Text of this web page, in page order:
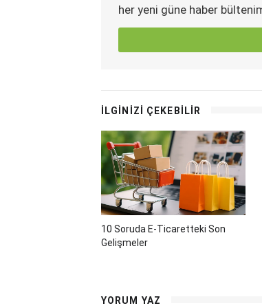
her yeni güne haber
İLGİNİZİ ÇEKEBİLİR
10 Soruda E-Ticaretteki Son
Gelişmeler
YORUM YAZ